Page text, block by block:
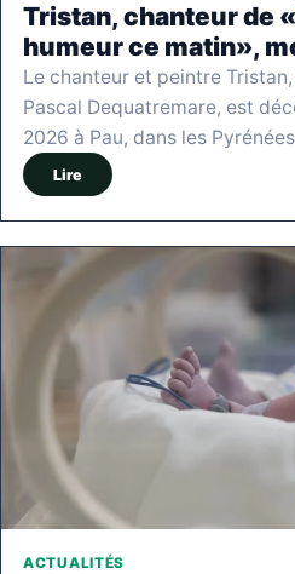
Tristan, chanteur de
humeur ce matin»,
Le chanteur et peintre
Pascal Dequatremare, est
2026 à Pau, dans les
Lire
ACTUALITÉS